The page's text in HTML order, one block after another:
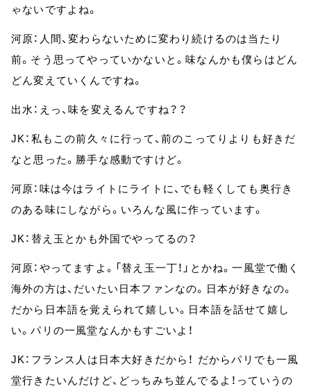
ゃないですよね。
河原：人間、変わらないために変わり続けるのは当たり
前。そう思ってやっていかないと。味なんかも僕らはどん
どん変えていくんですね。
出水：えっ、味を変えるんですね？？
JK：私もこの前久々に行って、前のこってりよりも好きだ
なと思った。勝手な感動ですけど。
河原：味は今はライトにライトに、でも軽くしても奥行き
のある味にしながら。いろんな風に作っています。
JK：替え玉とかも外国でやってるの？
河原：やってますよ。「替え玉一丁！」とかね。一風堂で働く
海外の方は、だいたい日本ファンなの。日本が好きなの。
だから日本語を覚えられて嬉しい。日本語を話せて嬉し
い。パリの一風堂なんかもすごいよ！
JK：フランス人は日本大好きだから！ だからパリでも一風
堂行きたいんだけど、どっちみち並んでるよ！っていうの